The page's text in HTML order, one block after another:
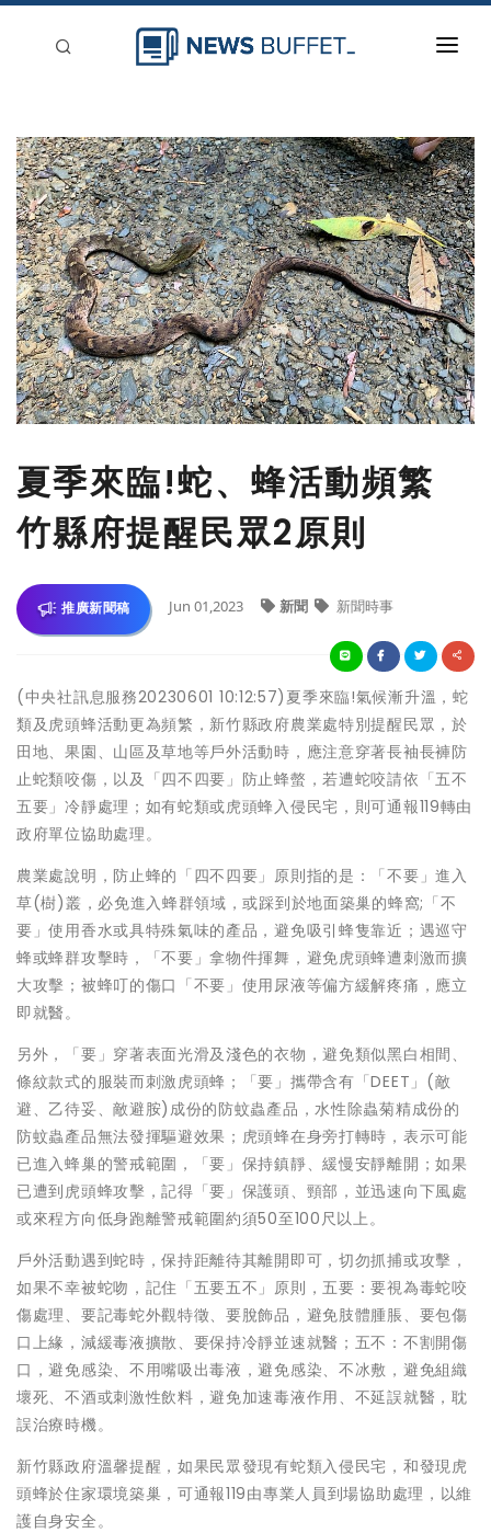
新聞稿分類
登入
刊登
夏季來臨!蛇、蜂活動頻繁
竹縣府提醒民眾2原則
推廣新聞稿 Jun 01,2023 新聞 新聞時事
(中央社訊息服務20230601 10:12:57)夏季來臨!氣候漸升溫，蛇
類及虎頭蜂活動更為頻繁，新竹縣政府農業處特別提醒民眾，於
田地、果園、山區及草地等戶外活動時，應注意穿著長袖長褲防
止蛇類咬傷，以及「四不四要」防止蜂螫，若遭蛇咬請依「五不
五要」冷靜處理；如有蛇類或虎頭蜂入侵民宅，則可通報119轉由
政府單位協助處理。
農業處說明，防止蜂的「四不四要」原則指的是：「不要」進入
草(樹)叢，必免進入蜂群領域，或踩到於地面築巢的蜂窩;「不
要」使用香水或具特殊氣味的產品，避免吸引蜂隻靠近；遇巡守
蜂或蜂群攻擊時，「不要」拿物件揮舞，避免虎頭蜂遭刺激而擴
大攻擊；被蜂叮的傷口「不要」使用尿液等偏方緩解疼痛，應立
即就醫。
另外，「要」穿著表面光滑及淺色的衣物，避免類似黑白相間、
條紋款式的服裝而刺激虎頭蜂；「要」攜帶含有「DEET」(敵
避、乙待妥、敵避胺)成份的防蚊蟲產品，水性除蟲菊精成份的
防蚊蟲產品無法發揮驅避效果；虎頭蜂在身旁打轉時，表示可能
已進入蜂巢的警戒範圍，「要」保持鎮靜、緩慢安靜離開；如果
已遭到虎頭蜂攻擊，記得「要」保護頭、頸部，並迅速向下風處
或來程方向低身跑離警戒範圍約須50至100尺以上。
戶外活動遇到蛇時，保持距離待其離開即可，切勿抓捕或攻擊，
如果不幸被蛇吻，記住「五要五不」原則，五要：要視為毒蛇咬
傷處理、要記毒蛇外觀特徵、要脫飾品，避免肢體腫脹、要包傷
口上緣，減緩毒液擴散、要保持冷靜並速就醫；五不：不割開傷
口，避免感染、不用嘴吸出毒液，避免感染、不冰敷，避免組織
壞死、不酒或刺激性飲料，避免加速毒液作用、不延誤就醫，耽
誤治療時機。
新竹縣政府溫馨提醒，如果民眾發現有蛇類入侵民宅，和發現虎
頭蜂於住家環境築巢，可通報119由專業人員到場協助處理，以維
護自身安全。